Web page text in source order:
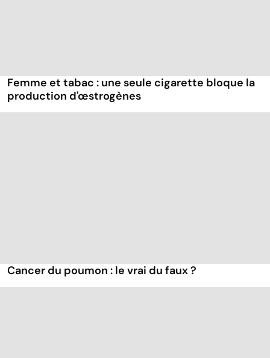
Femme et tabac : une seule cigarette bloque la
production d'œstrogènes
Cancer du poumon : le vrai du faux ?